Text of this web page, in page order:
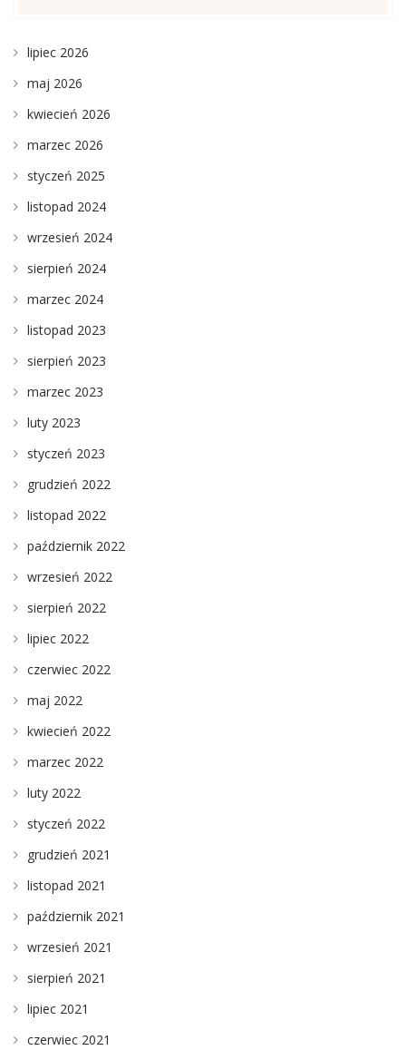
lipiec 2026
maj 2026
kwiecień 2026
marzec 2026
styczeń 2025
listopad 2024
wrzesień 2024
sierpień 2024
marzec 2024
listopad 2023
sierpień 2023
marzec 2023
luty 2023
styczeń 2023
grudzień 2022
listopad 2022
październik 2022
wrzesień 2022
sierpień 2022
lipiec 2022
czerwiec 2022
maj 2022
kwiecień 2022
marzec 2022
luty 2022
styczeń 2022
grudzień 2021
listopad 2021
październik 2021
wrzesień 2021
sierpień 2021
lipiec 2021
czerwiec 2021